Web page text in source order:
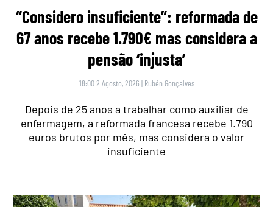
“Considero insuficiente”: reformada de
67 anos recebe 1.790€ mas considera a
pensão ‘injusta’
18:00 2 Agosto, 2026 | Rubén Gonçalves
Depois de 25 anos a trabalhar como auxiliar de
enfermagem, a reformada francesa recebe 1.790
euros brutos por mês, mas considera o valor
insuficiente